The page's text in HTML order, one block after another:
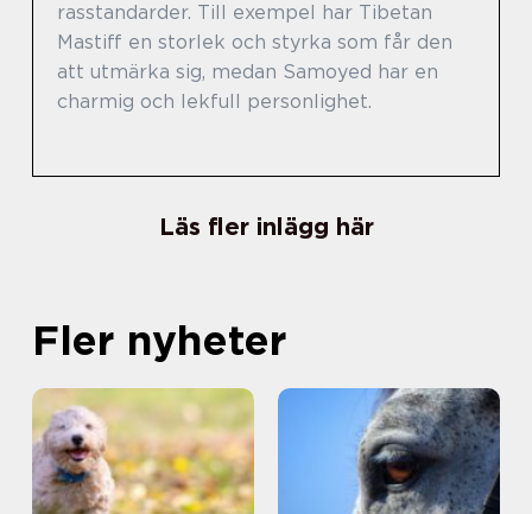
rasstandarder. Till exempel har Tibetan
Mastiff en storlek och styrka som får den
att utmärka sig, medan Samoyed har en
charmig och lekfull personlighet.
Läs fler inlägg här
Fler nyheter